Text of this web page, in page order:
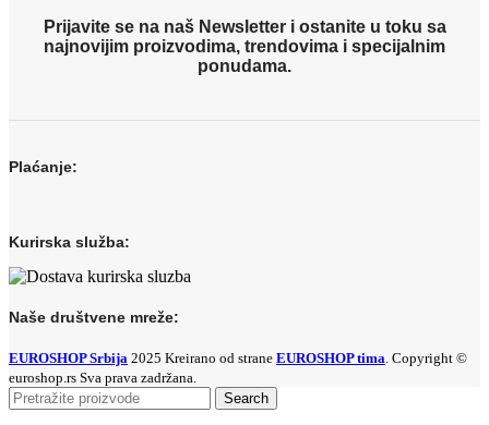
Prijavite se na naš Newsletter i ostanite u toku sa
najnovijim proizvodima, trendovima i specijalnim
ponudama.
Plaćanje:
Kurirska služba:
Naše društvene mreže:
EUROSHOP Srbija 2025 Kreirano od strane EUROSHOP tima . Copyright ©
euroshop.rs Sva prava zadržana.
Search